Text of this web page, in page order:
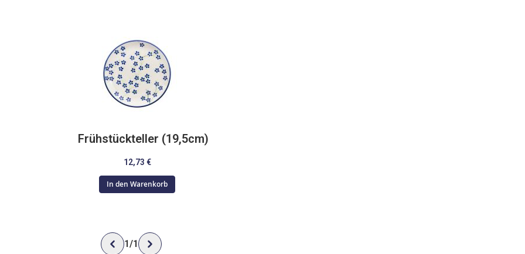
Frühstückteller (19,5cm)
12,73 €
In den Warenkorb
1/1